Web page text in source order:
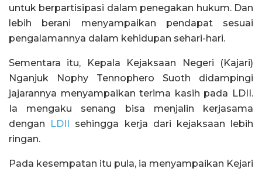
untuk berpartisipasi dalam penegakan hukum. Dan
lebih berani menyampaikan pendapat sesuai
pengalamannya dalam kehidupan sehari-hari.
Sementara itu, Kepala Kejaksaan Negeri (Kajari)
Nganjuk Nophy Tennophero Suoth didampingi
jajarannya menyampaikan terima kasih pada LDII.
Ia mengaku senang bisa menjalin kerjasama
dengan LDII sehingga kerja dari kejaksaan lebih
ringan.
Pada kesempatan itu pula, ia menyampaikan Kejari